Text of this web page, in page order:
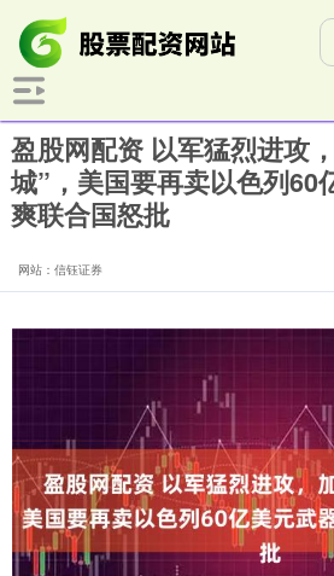
盈股网配资 以军猛烈进攻
城”，美国要再卖以色列60
爽联合国怒批
网站：信钰证券